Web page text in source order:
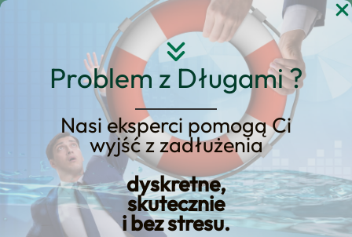
Problem z Długami ?
Nasi eksperci pomogą Ci
wyjść z zadłużenia
dyskretne,
skutecznie
i bez stresu.
Przejdź
Banki oferują różne
ulepszenia kredytów
hipotecznych